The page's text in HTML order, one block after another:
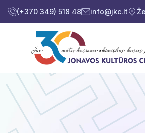
(+370 349) 518 48 info@jkc.lt